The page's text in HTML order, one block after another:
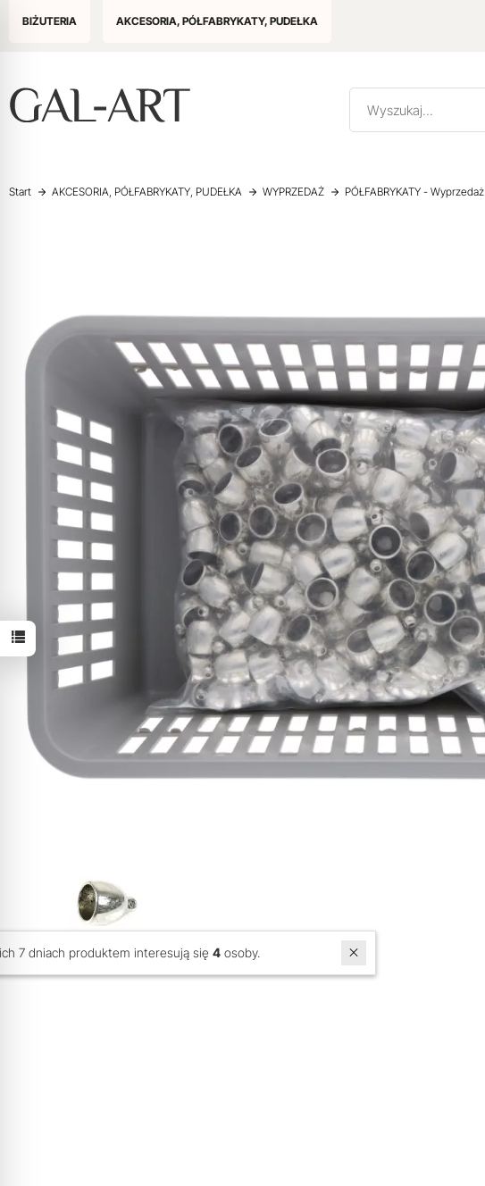
BIŻUTERIA AKCESORIA, PÓŁFABRYKATY, PUDEŁKA
Start AKCESORIA, PÓŁFABRYKATY, PUDEŁKA WYPRZEDAŻ PÓŁFABRYKATY - Wyprzedaż
W ostatnich 7 dniach produktem interesują się